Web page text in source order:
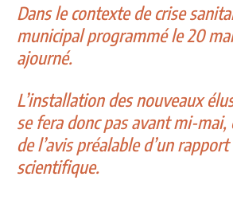
Dans le contexte de crise
municipal programmé le 20
ajourné.
L’installation des nouveaux
se fera donc pas avant mi-mai,
de l’avis préalable d’un
scientifique.